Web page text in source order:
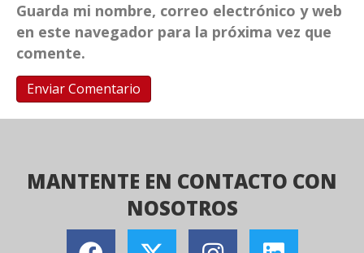
Guarda mi nombre, correo electrónico y web
en este navegador para la próxima vez que
comente.
MANTENTE EN CONTACTO CON
NOSOTROS